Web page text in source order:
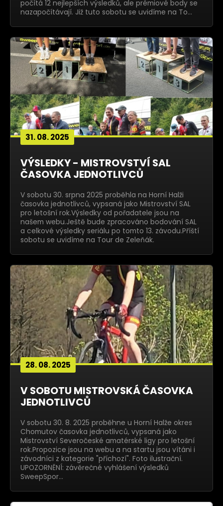
počítá 12 nejlepších výsledků, ale prémiové body se
nazapočítávají. Již tuto sobotu se uvidíme na To…
31. 08. 2025
VÝSLEDKY - MISTROVSTVÍ SAL
ČASOVKA JEDNOTLIVCŮ
V sobotu 30. srpna 2025 proběhla na Horní Halži
časovka jednotlivců, vypsaná jako Mistrovství SAL
pro letošní rok.Výsledky od pořadatele jsou na
našem webu.Ještě bude zpracováno bodování SAL
a celkové výsledky seriálu po tomto 13. závodu.Příští
sobotu se uvidíme na Tour de Zeleňák.
28. 08. 2025
V SOBOTU MISTROVSKÁ ČASOVKA
JEDNOTLIVCŮ
V sobotu 30. 8. 2025 proběhne u Horní Halže okres
Chomutov časovka jednotlivců, vypsaná jako
Mistrovství Severočeské amatérské ligy pro letošní
rok.Propozice jsou na webu a na startu jsou vítáni i
závodníci z kategorie "příchozí". Foto ilustrační.
UPOZORNĚNÍ: závěrečné vyhlášení výsledků
SweepSpor…